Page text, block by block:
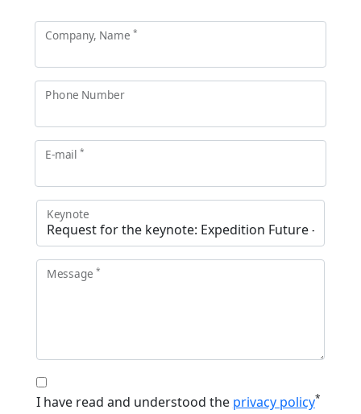
Company, Name *
Phone Number
E-mail *
Keynote
Message*
I have read and understood the privacy policy*